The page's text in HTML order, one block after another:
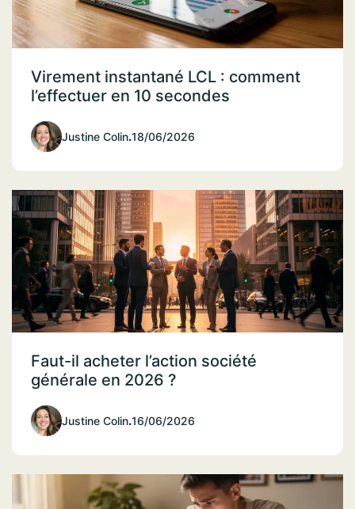
Virement instantané LCL : comment
l’effectuer en 10 secondes
Justine Colin.18/06/2026
Faut-il acheter l’action société
générale en 2026 ?
Justine Colin.16/06/2026